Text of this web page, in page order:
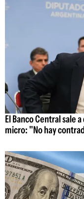
El Banco Central sale
micro: "No hay